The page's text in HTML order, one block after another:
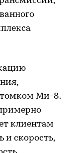
Ми-8.
клиентам
и скорость,